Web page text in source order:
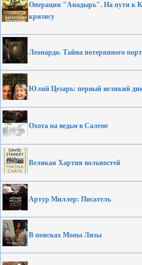
Операция "Анадырь". На пути к
кризису
Леонардо. Тайна потерянного
Юлий Цезарь: первый великий
Охота на ведьм в Салеме
Великая Хартия вольностей
Артур Миллер: Писатель
В поисках Моны Лизы